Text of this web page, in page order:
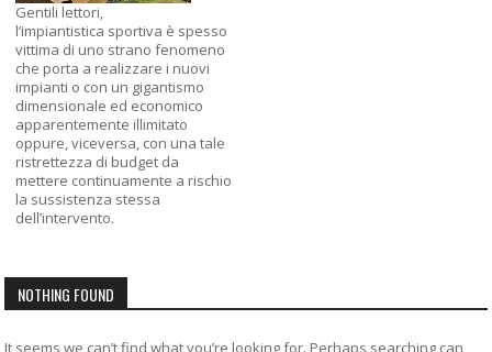
Gentili lettori,
l’impiantistica sportiva è spesso
vittima di uno strano fenomeno
che porta a realizzare i nuovi
impianti o con un gigantismo
dimensionale ed economico
apparentemente illimitato
oppure, viceversa, con una tale
ristrettezza di budget da
mettere continuamente a rischio
la sussistenza stessa
dell’intervento.
NOTHING FOUND
It seems we can’t find what you’re looking for. Perhaps searching can